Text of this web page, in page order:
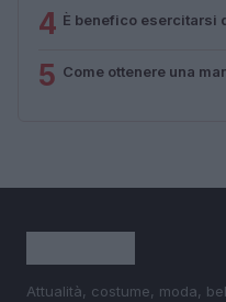
4 È benefico esercitarsi
5 Come ottenere una
Attualità, costume, moda,